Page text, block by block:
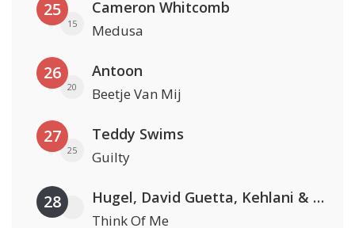
25
15
Cameron Whitcomb
Medusa
26
20
Antoon
Beetje Van Mij
27
25
Teddy Swims
Guilty
28 Hugel, David Guetta, Kehlani & Daecolm
Think Of Me